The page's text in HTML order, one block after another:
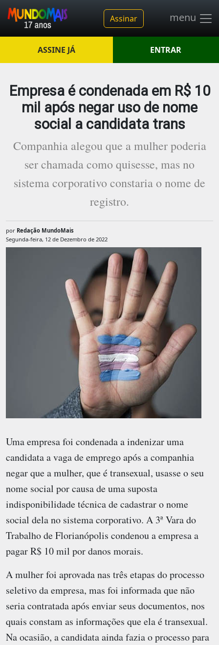
Assinar menu
ASSINE JÁ ENTRAR
Empresa é condenada em R$ 10
mil após negar uso de nome
social a candidata trans
Companhia alegou que a mulher poderia
ser chamada como quisesse, mas no
sistema corporativo constaria o nome de
registro.
por Redação MundoMais
Segunda-feira, 12 de Dezembro de 2022
Uma empresa foi condenada a indenizar uma
candidata a vaga de emprego após a companhia
negar que a mulher, que é transexual, usasse o seu
nome social por causa de uma suposta
indisponibilidade técnica de cadastrar o nome
social dela no sistema corporativo. A 3ª Vara do
Trabalho de Florianópolis condenou a empresa a
pagar R$ 10 mil por danos morais.
A mulher foi aprovada nas três etapas do processo
seletivo da empresa, mas foi informada que não
seria contratada após enviar seus documentos, nos
quais constam as informações que ela é transexual.
Na ocasião, a candidata ainda fazia o processo para